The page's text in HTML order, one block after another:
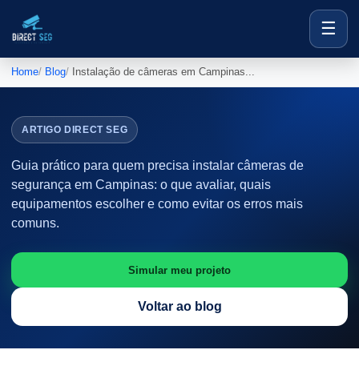
☰
Home Blog Instalação de câmeras em Campinas...
ARTIGO DIRECT SEG
Guia prático para quem precisa instalar câmeras de
segurança em Campinas: o que avaliar, quais
equipamentos escolher e como evitar os erros mais
comuns.
Simular meu projeto
Voltar ao blog